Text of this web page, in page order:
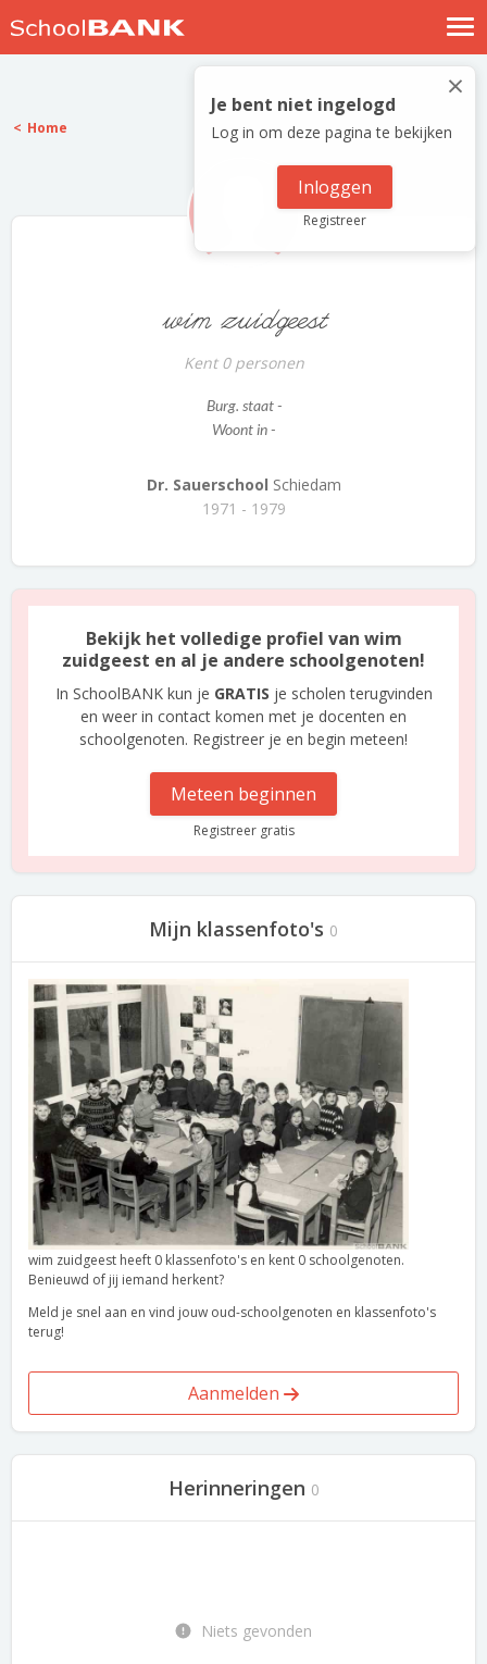
Nostalgische verhalen
Log in
Meld je gratis aan
×
Je bent niet ingelogd
Log in om deze pagina te bekijken
Inloggen
Registreer
Home
wim zuidgeest
Kent 0 personen
Burg. staat -
Woont in -
Dr. Sauerschool Schiedam
1971 - 1979
Bekijk het volledige profiel van wim
zuidgeest en al je andere schoolgenoten!
In SchoolBANK kun je GRATIS je scholen terugvinden
en weer in contact komen met je docenten en
schoolgenoten. Registreer je en begin meteen!
Meteen beginnen
Registreer gratis
Mijn klassenfoto's 0
wim zuidgeest heeft 0 klassenfoto's en kent 0 schoolgenoten.
Benieuwd of jij iemand herkent?
Meld je snel aan en vind jouw oud-schoolgenoten en klassenfoto's
terug!
Aanmelden
Herinneringen 0
Niets gevonden